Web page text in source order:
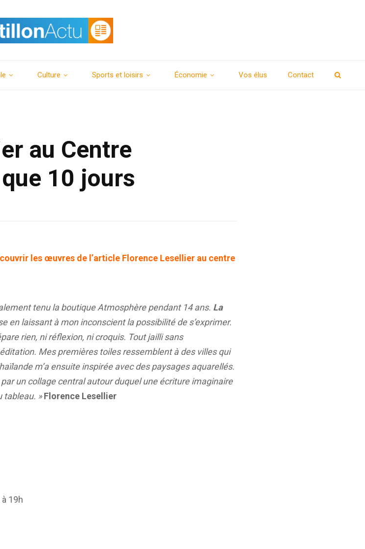
Culture Sports et loisirs Économie Vos élus Contact
au Centre
10 jours
les œuvres de l’article Florence Lesellier au centre
tenu la boutique Atmosphère pendant 14 ans. La
en laissant à mon inconscient la possibilité de s’exprimer.
rien, ni réflexion, ni croquis. Tout jailli sans
Mes premières toiles ressemblent à des villes qui
m’a ensuite inspirée avec des paysages aquarellés.
un collage central autour duquel une écriture imaginaire
tableau. » Florence Lesellier
19h